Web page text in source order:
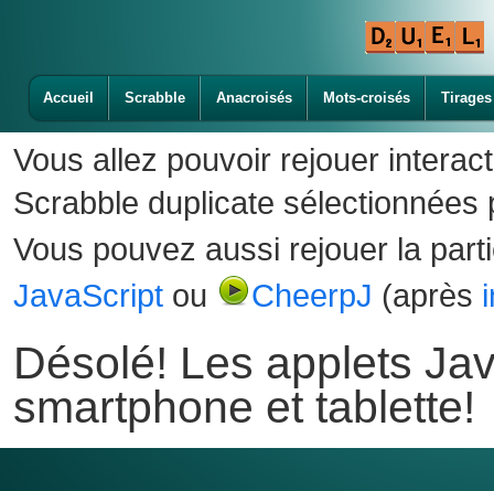
Accueil Scrabble Anacroisés Mots-croisés Tirages
Vous allez pouvoir rejouer
Scrabble duplicate sélectionnées
Vous pouvez aussi rejouer la
JavaScript ou CheerpJ (après
Désolé! Les applets
smartphone et tablette!